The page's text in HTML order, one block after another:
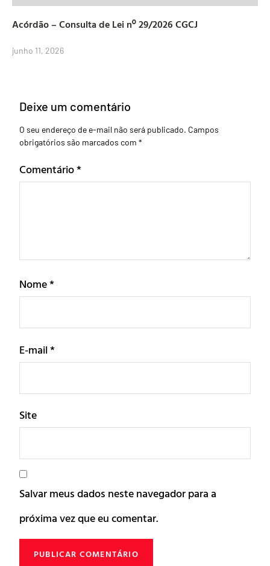
Acórdão – Consulta de Lei nº 29/2026 CGCJ
junho 11, 2026
Deixe um comentário
O seu endereço de e-mail não será publicado. Campos
obrigatórios são marcados com *
Comentário*
Nome*
E-mail*
Site
Salvar meus dados neste navegador para a
próxima vez que eu comentar.